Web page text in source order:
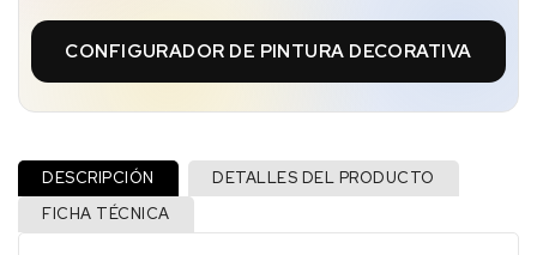
CONFIGURADOR DE PINTURA DECORATIVA
DESCRIPCIÓN
DETALLES DEL PRODUCTO
FICHA TÉCNICA